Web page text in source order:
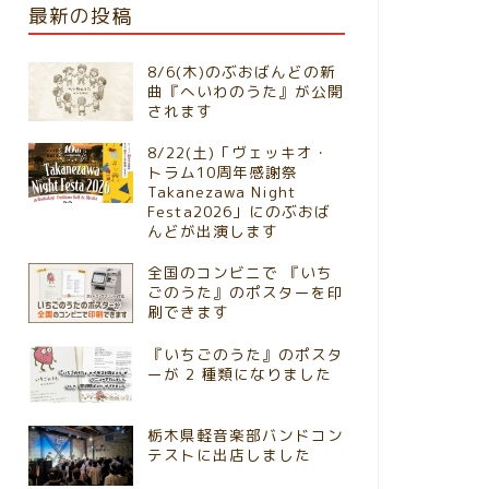
最新の投稿
8/6(木)のぶおばんどの新
曲『へいわのうた』が公開
されます
8/22(土)「ヴェッキオ・
トラム10周年感謝祭
Takanezawa Night
Festa2026」にのぶおば
んどが出演します
全国のコンビニで 『いち
ごのうた』のポスターを印
刷できます
『いちごのうた』のポスタ
ーが 2 種類になりました
栃木県軽音楽部バンドコン
テストに出店しました